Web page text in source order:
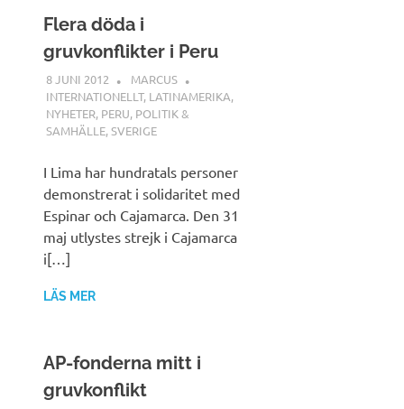
Flera döda i
gruvkonflikter i Peru
8 JUNI 2012
MARCUS
INTERNATIONELLT, LATINAMERIKA,
NYHETER, PERU, POLITIK &
SAMHÄLLE,SVERIGE
I Lima har hundratals personer
demonstrerat i solidaritet med
Espinar och Cajamarca. Den 31
maj utlystes strejk i Cajamarca
i[…]
LÄS MER
AP-fonderna mitt i
gruvkonflikt